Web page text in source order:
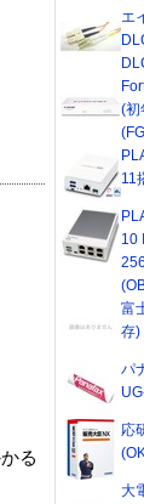
る
エ
(初
11
10
富
存)
パ
応
大